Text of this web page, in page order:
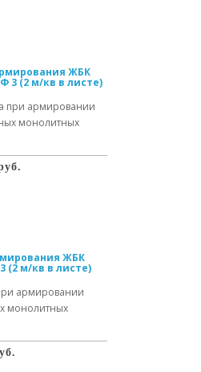
ЖБК
3 (2 м/кв в листе)
при армировании
монолитных
ЖБК
(2 м/кв в листе)
армировании
монолитных